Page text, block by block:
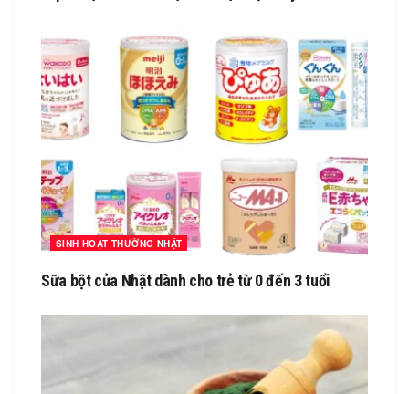
SINH HOẠT THƯỜNG NHẬT
Sữa bột của Nhật dành cho trẻ từ 0 đến 3 tuổi